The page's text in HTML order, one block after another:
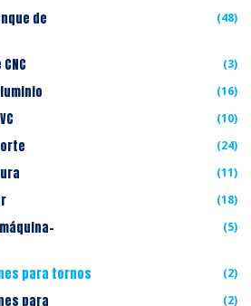
de
(48)
(3)
(16)
(10)
(24)
(11)
(18)
(5)
para tornos (2)
para
(2)